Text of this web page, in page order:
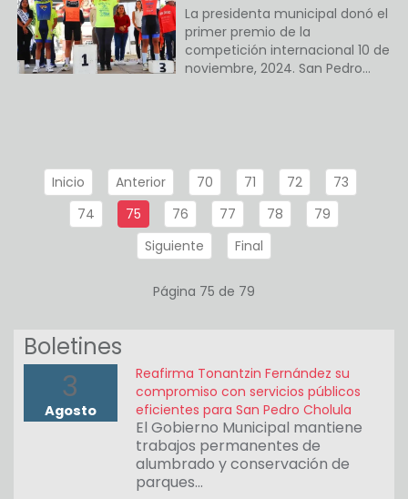
La presidenta municipal donó el
primer premio de la
competición internacional 10 de
noviembre, 2024. San Pedro…
Inicio Anterior 70 71 72
73
74
75 76 77 78
79
Siguiente
Final
Página 75 de 79
Boletines
3
Agosto
Reafirma Tonantzin Fernández su
compromiso con servicios públicos
eficientes para San Pedro Cholula
El Gobierno Municipal mantiene
trabajos permanentes de
alumbrado y conservación de
parques…